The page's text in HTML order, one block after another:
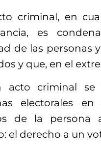
criminal, en
es
de las personas
y que, en el
acto criminal
electorales
de la persona
el derecho a un